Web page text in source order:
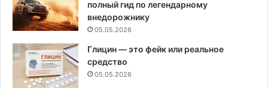
полный гид по легендарному
внедорожнику
05.05.2026
Глицин — это фейк или реальное
средство
05.05.2026